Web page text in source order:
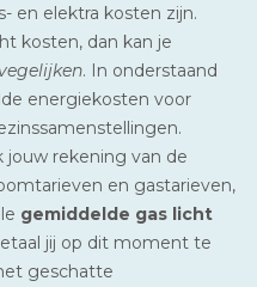
en elektra kosten zijn.
kosten, dan kan je
. In onderstaand
energiekosten voor
jouw rekening van de
en gastarieven,
gemiddelde gas licht
jij op dit moment te
geschatte